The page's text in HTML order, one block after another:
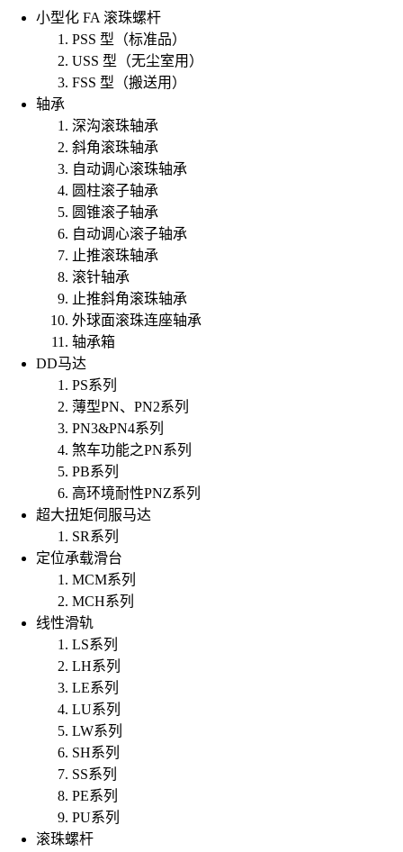
小型化 FA 滚珠螺杆
PSS 型（标准品）
USS 型（无尘室用）
FSS 型（搬送用）
轴承
深沟滚珠轴承
斜角滚珠轴承
自动调心滚珠轴承
圆柱滚子轴承
圆锥滚子轴承
自动调心滚子轴承
止推滚珠轴承
滚针轴承
止推斜角滚珠轴承
外球面滚珠连座轴承
轴承箱
DD马达
PS系列
薄型PN、PN2系列
PN3&PN4系列
煞车功能之PN系列
PB系列
高环境耐性PNZ系列
超大扭矩伺服马达
SR系列
定位承载滑台
MCM系列
MCH系列
线性滑轨
LS系列
LH系列
LE系列
LU系列
LW系列
SH系列
SS系列
PE系列
PU系列
滚珠螺杆